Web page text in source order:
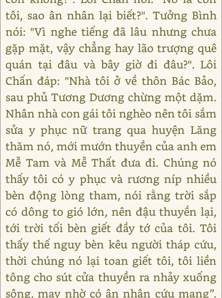
tôi, sao ân nhân lại biết?". Tưởng Bình
nói: "Vì nghe tiếng đã lâu nhưng chưa
gặp mặt, vậy chẳng hay lão trượng quê
quán tại đâu và bây giờ đi đâu?". Lôi
Chấn đáp: "Nhà tôi ở về thôn Bác Bảo,
sau phủ Tương Dương chừng một dặm.
Nhân nhà con gái tôi nghèo nên tôi sắm
sửa y phục nữ trang qua huyện Lăng
thăm nó, mới mướn thuyền của anh em
Mễ Tam và Mễ Thất đưa đi. Chúng nó
thấy tôi có y phục và rương níp nhiều
bèn động lòng tham, nói rằng trời sắp
có dông to gió lớn, nên đậu thuyền lại,
tới trời tối bèn giết đầy tớ của tôi. Tôi
thấy thế nguy bèn kêu người tháp cứu,
thời chúng nó lại toan giết tôi, tôi liền
tông cho sút cửa thuyền ra nhảy xuống
sông, may nhờ có ân nhân cứu mạng”.